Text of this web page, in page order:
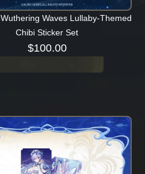
Waves Lullaby-Themed
Chibi Sticker Set
$100.00